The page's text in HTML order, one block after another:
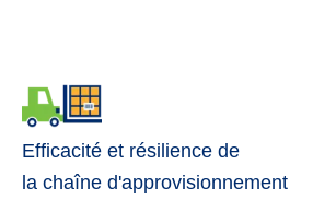
Efficacité et résilience de
la chaîne d'approvisionnement